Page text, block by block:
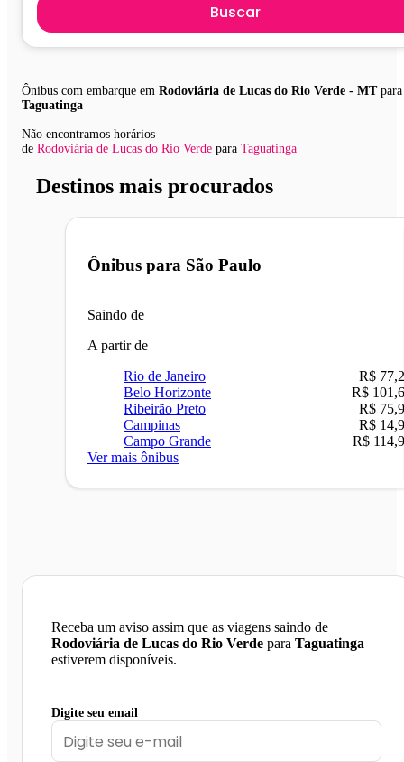
Buscar
Ônibus com embarque em Rodoviária de Lucas do Rio Verde - MTpara
Taguatinga
Não encontramos horários
de Rodoviária de Lucas do Rio Verde para Taguatinga
Destinos mais procurados
Ônibus para São Paulo
Saindo de
A partir de
Rio de Janeiro
R$
Belo Horizonte
R$
Ribeirão Preto
R$
Campinas
R$
Campo Grande
R$
Ver mais ônibus
Receba um aviso assim que as viagens saindo de
Rodoviária de Lucas do Rio Verde para Taguatinga
estiverem disponíveis.
Digite seu email